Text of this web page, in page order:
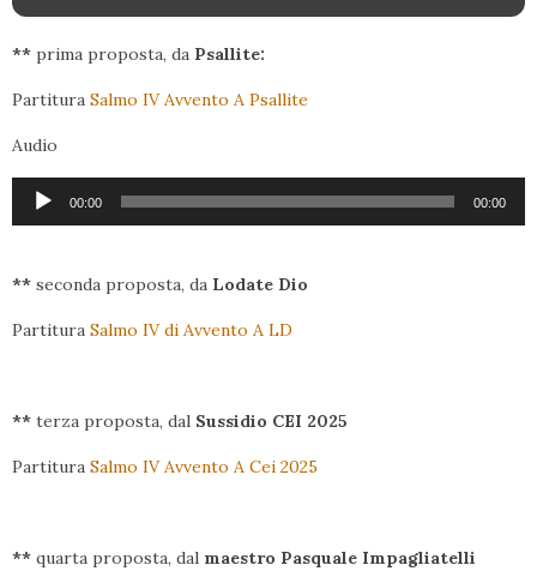
** prima proposta, da Psallite:
Partitura Salmo IV Avvento A Psallite
Audio
Audio
Player
00:00 00:00
** seconda proposta, da Lodate Dio
Partitura Salmo IV di Avvento A LD
** terza proposta, dal Sussidio CEI 2025
Partitura Salmo IV Avvento A Cei 2025
** quarta proposta, dal maestro Pasquale Impagliatelli